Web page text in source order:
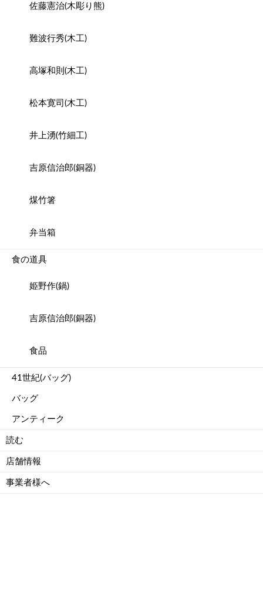
佐藤憲治(木彫り熊)
難波行秀(木工)
高塚和則(木工)
松本寛司(木工)
井上湧(竹細工)
吉原信治郎(銅器)
煤竹箸
弁当箱
食の道具
姫野作(鍋)
吉原信治郎(銅器)
食品
41世紀(バッグ)
バッグ
アンティーク
読む
店舗情報
事業者様へ